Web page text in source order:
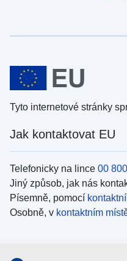
Tyto internetové stránky
Jak kontaktovat EU
Telefonicky na lince 00
Jiný způsob, jak nás
Písemně, pomocí
Osobně, v kontaktním